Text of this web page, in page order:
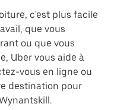
c'est plus facile
que vous
ou que vous
Uber vous aide à
vous en ligne ou
destination pour